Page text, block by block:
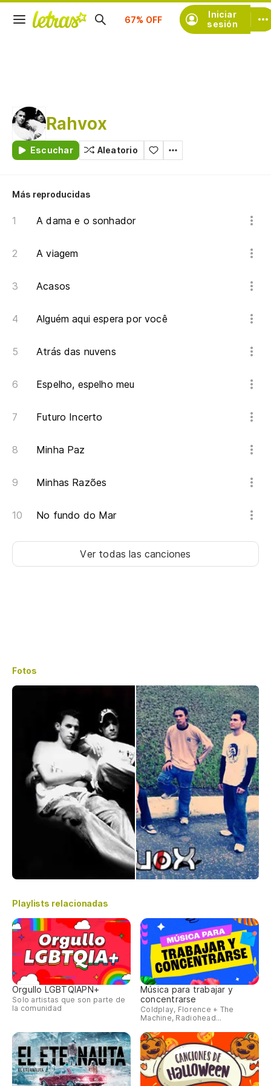
Iniciar
sesión
Suscríbete
Rahvox
Escuchar Aleatorio
Más reproducidas
A dama e o sonhador
A viagem
Acasos
Alguém aqui espera por você
Atrás das nuvens
Espelho, espelho meu
Futuro Incerto
Minha Paz
Minhas Razões
No fundo do Mar
Ver todas las canciones
Fotos
Playlists relacionadas
Orgullo LGBTQIAPN+
Solo artistas que son parte de
la comunidad
Música para trabajar y
concentrarse
Coldplay, Florence + The
Machine, Radiohead...